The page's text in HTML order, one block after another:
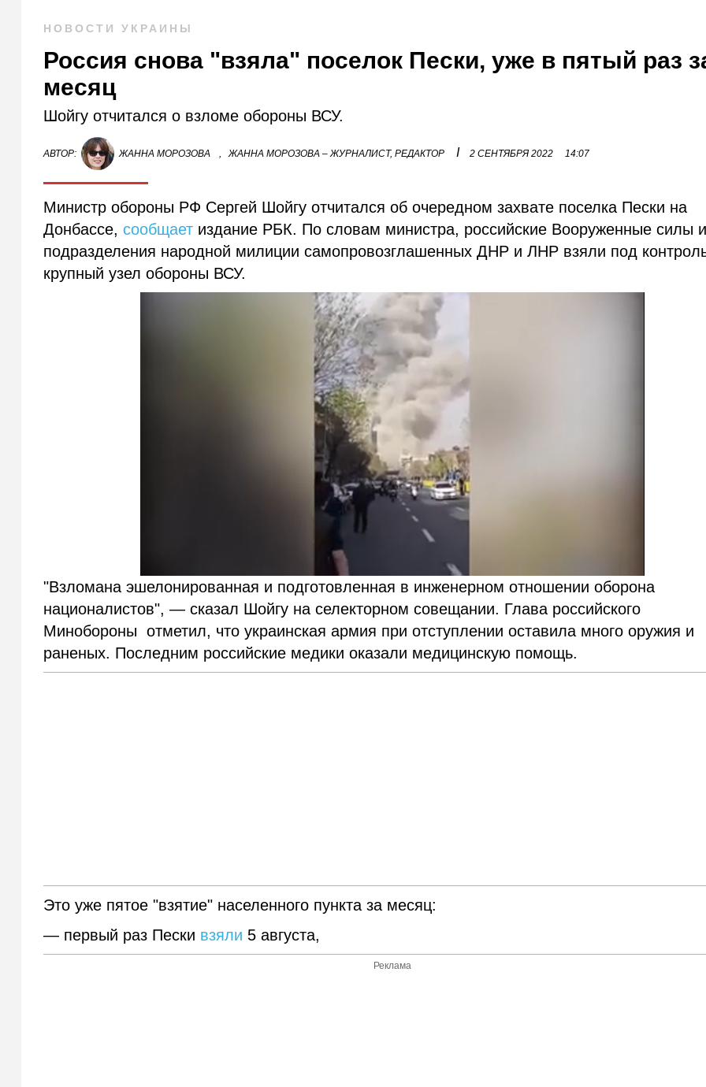
НОВОСТИ УКРАИНЫ
Россия снова "взяла" поселок Пески, уже в пятый раз
месяц
Шойгу отчитался о взломе обороны ВСУ.
АВТОР: ЖАННА МОРОЗОВА , ЖАННА МОРОЗОВА – ЖУРНАЛИСТ, РЕДАКТОР I 2 СЕНТЯБРЯ 2022 14:07
Министр обороны РФ Сергей Шойгу отчитался об очередном захвате поселка Пески на
Донбассе,сообщает издание РБК. По словам министра, российские Вооруженные силы и
подразделения народной милиции самопровозглашенных ДНР и ЛНР взяли под
крупный узел обороны ВСУ.
"Взломана эшелонированная и подготовленная в инженерном отношении оборона
националистов", — сказал Шойгу на селекторном совещании. Глава российского
Минобороны отметил, что украинская армия при отступлении оставила много оружия и
раненых. Последним российские медики оказали медицинскую помощь.
Это уже пятое "взятие" населенного пункта за месяц:
— первый раз Пески взяли 5 августа,
Реклама